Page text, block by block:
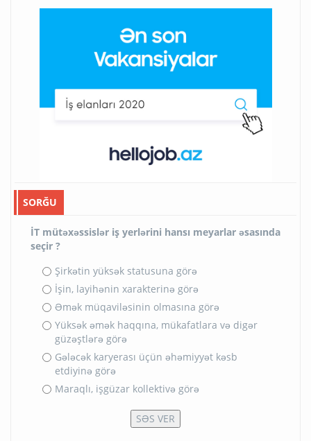
SORĞU
İT mütəxəssislər iş yerlərini hansı meyarlar əsasında
seçir ?
Şirkətin yüksək statusuna görə
İşin, layihənin xarakterinə görə
Əmək müqaviləsinin olmasına görə
Yüksək əmək haqqına, mükafatlara və digər
güzəştlərə görə
Gələcək karyerası üçün əhəmiyyət kəsb
etdiyinə görə
Maraqlı, işgüzar kollektivə görə